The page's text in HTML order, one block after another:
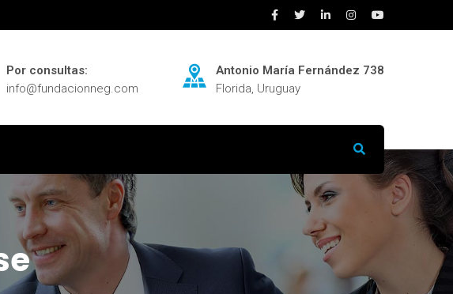
Por consultas:
info@fundacionneg.com
Antonio María Fernández 738
Florida, Uruguay